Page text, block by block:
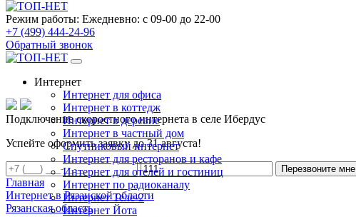
Режим работы: Ежедневно: с 09-00 до 22-00
+7 (499) 444-24-96
Обратный звонок
Интернет
Интернет для офиса
Интернет в коттедж
Интернет в деревне
Интернет в частный дом
Спутниковый интернет
Интернет для ресторанов и кафе
Интернет для отелей и гостиниц
Интернет по радиоканалу
Интернет Теле-2
Интернет Йота
Подключение скоростного интернета в селе Ибердус
Успейте оформить заявку до 31 августа!
Перезвоните мне
Главная
Интернет в Рязанской области
Рязанская область